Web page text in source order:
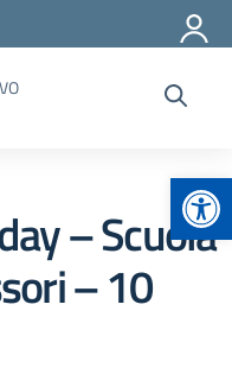
– Scuola
– 10